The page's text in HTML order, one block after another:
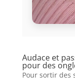
Audace et
pour des
Pour sortir